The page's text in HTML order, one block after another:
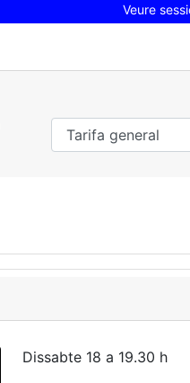
Veure
Dissabte 18 a 19.30 h